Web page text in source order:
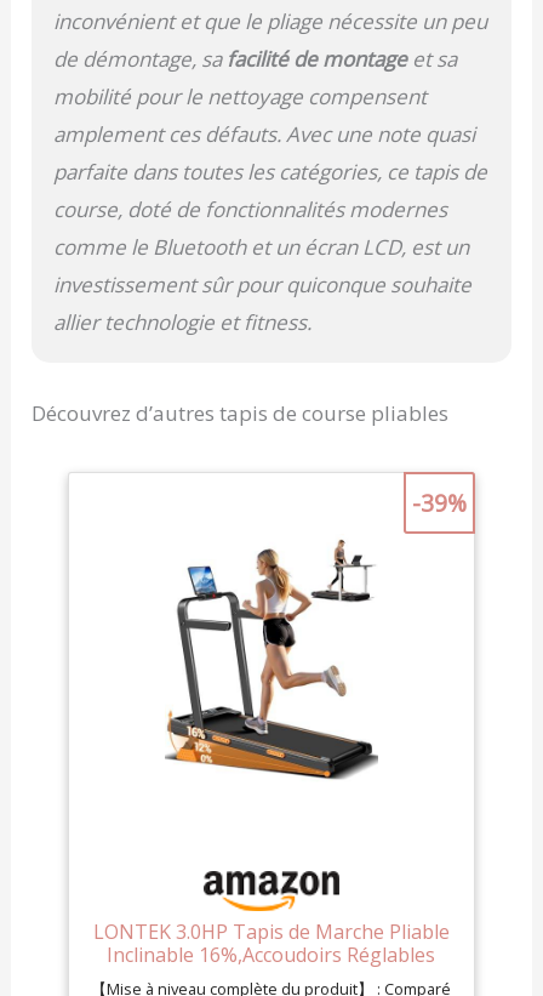
inconvénient et que le pliage nécessite un peu
de démontage, sa facilité de montageet sa
mobilité pour le nettoyage compensent
amplement ces défauts. Avec une note quasi
parfaite dans toutes les catégories, ce tapis de
course, doté de fonctionnalités modernes
comme le Bluetooth et un écran LCD, est un
investissement sûr pour quiconque souhaite
allier technologie et fitness.
Découvrez d’autres tapis de course pliables
LONTEK 3.0HP Tapis de Marche Pliable
Inclinable 16%,Accoudoirs Réglables
【Mise à niveau complète du produit】 : Comparé
-39%